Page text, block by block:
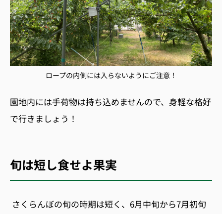
ロープの内側には入らないようにご注意！
園地内には手荷物は持ち込めませんので、身軽な格好
で行きましょう！
旬は短し食せよ果実
さくらんぼの旬の時期は短く、6月中旬から7月初旬